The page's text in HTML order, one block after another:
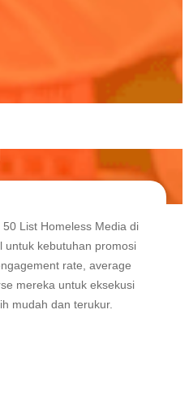
List Homeless Media di
untuk kebutuhan promosi
rate, average
mereka untuk eksekusi
mudah dan terukur.